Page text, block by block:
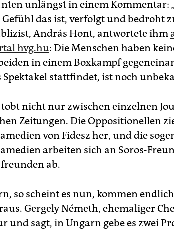
unlängst in einem Kommentar:
das ist, verfolgt und bedroht
András Hont, antwortete ihm
hvg.hu: Die Menschen haben
in einem Boxkampf
Spektakel stattfindet, ist noch
nicht nur zwischen einzelnen
Zeitungen. Die Oppositionellen
von Fidesz her, und die
arbeiten sich an Soros-
ab.
so scheint es nun, kommen
Gergely Németh, ehemaliger
und sagt, in Ungarn gebe es zwei